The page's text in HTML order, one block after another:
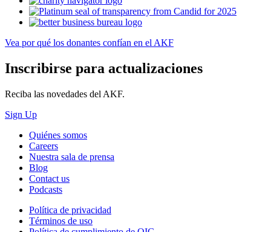
Vea por qué los donantes confían en el AKF
Inscribirse para actualizaciones
Reciba las novedades del AKF.
Sign Up
Quiénes somos
Careers
Nuestra sala de prensa
Blog
Contact us
Podcasts
Política de privacidad
Términos de uso